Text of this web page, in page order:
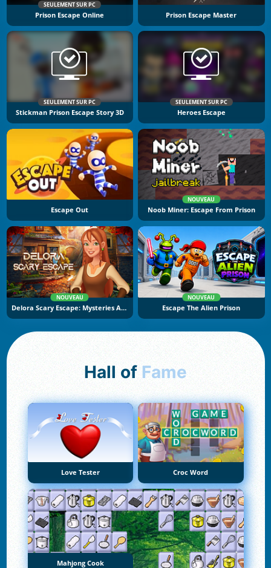
SEULEMENT SUR PC
Prison Escape Online Prison Escape Master
SEULEMENT SUR PC
Stickman Prison Escape Story 3D
SEULEMENT SUR PC
Heroes Escape
Escape Out
NOUVEAU
Noob Miner: Escape From Prison
NOUVEAU
Delora Scary Escape: Mysteries Adventure
NOUVEAU
Escape The Alien Prison
Hall of Fame
Love Tester Croc Word
Mahjong Cook